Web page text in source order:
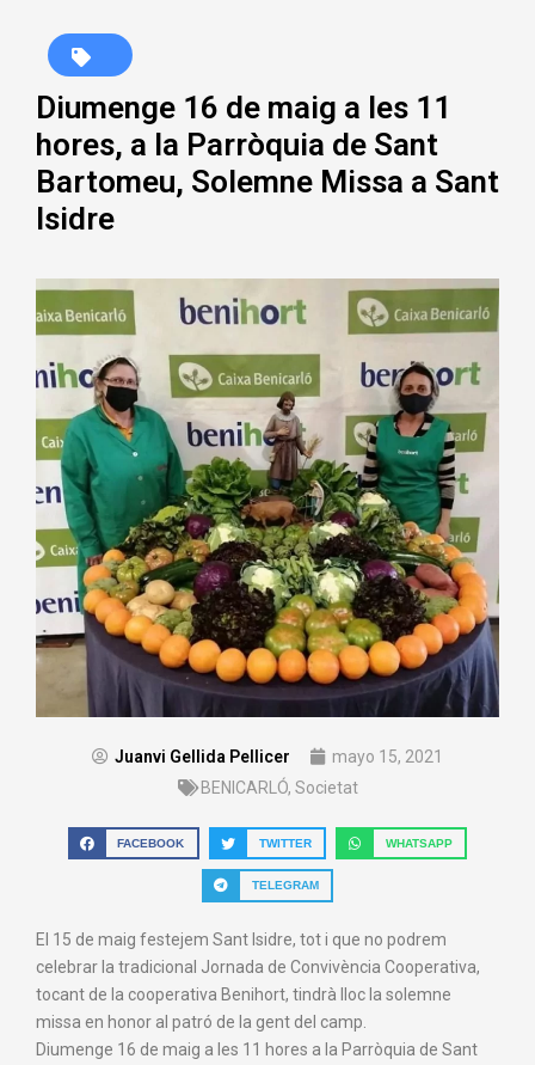
Diumenge 16 de maig a les 11
hores, a la Parròquia de Sant
Bartomeu, Solemne Missa a Sant
Isidre
Juanvi Gellida Pellicer
mayo 15, 2021
BENICARLÓ, Societat
FACEBOOK TWITTER WHATSAPP
TELEGRAM
El 15 de maig festejem Sant Isidre, tot i que no podrem
celebrar la tradicional Jornada de Convivència Cooperativa,
tocant de la cooperativa Benihort, tindrà lloc la solemne
missa en honor al patró de la gent del camp.
Diumenge 16 de maig a les 11 hores a la Parròquia de Sant